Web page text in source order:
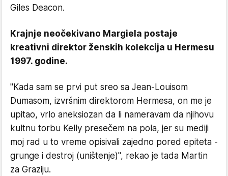
Giles Deacon.
Krajnje neočekivano Margiela postaje
kreativni direktor ženskih kolekcija u Hermesu
1997. godine.
"Kada sam se prvi put sreo sa Jean-Louisom
Dumasom, izvršnim direktorom Hermesa, on me je
upitao, vrlo aneksiozan da li nameravam da njihovu
kultnu torbu Kelly presečem na pola, jer su mediji
moj rad u to vreme opisivali zajedno pored epiteta -
grunge i destroj (uništenje)", rekao je tada Martin
za Graziju.